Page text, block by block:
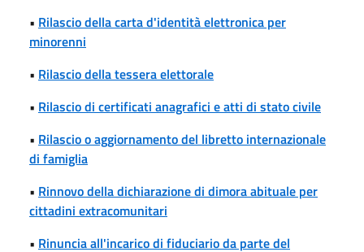
• Rilascio della carta d'identità elettronica per
minorenni
• Rilascio della tessera elettorale
• Rilascio di certificati anagrafici e atti di stato civile
• Rilascio o aggiornamento del libretto internazionale
di famiglia
• Rinnovo della dichiarazione di dimora abituale per
cittadini extracomunitari
• Rinuncia all'incarico di fiduciario da parte del